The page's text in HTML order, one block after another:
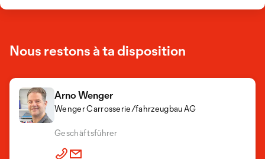
Nous restons à ta disposition
Arno Wenger
Wenger Carrosserie/fahrzeugbau AG
Geschäftsführer